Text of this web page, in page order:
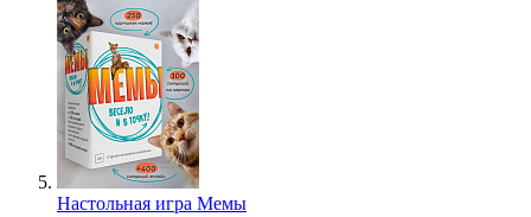
Настольная игра Мемы